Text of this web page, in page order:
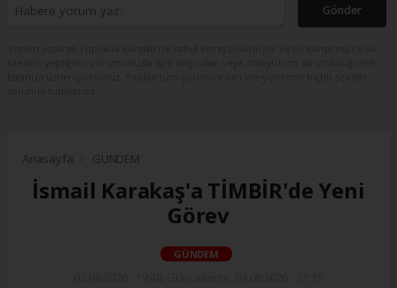
Gönder
Anasayfa GÜNDEM
İsmail Karakaş'a TİMBİR'de Yeni
Görev
GÜNDEM